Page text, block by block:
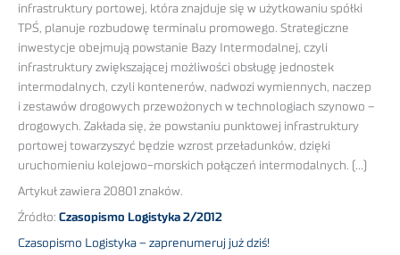
infrastruktury portowej, która znajduje się w użytkowaniu spółki
TPŚ, planuje rozbudowę terminalu promowego. Strategiczne
inwestycje obejmują powstanie Bazy Intermodalnej, czyli
infrastruktury zwiększającej możliwości obsługę jednostek
intermodalnych, czyli kontenerów, nadwozi wymiennych, naczep
i zestawów drogowych przewożonych w technologiach szynowo –
drogowych. Zakłada się, że powstaniu punktowej infrastruktury
portowej towarzyszyć będzie wzrost przeładunków, dzięki
uruchomieniu kolejowo-morskich połączeń intermodalnych. (…)
Artykuł zawiera 20801 znaków.
Źródło: Czasopismo Logistyka 2/2012
Czasopismo Logistyka – zaprenumeruj już dziś!